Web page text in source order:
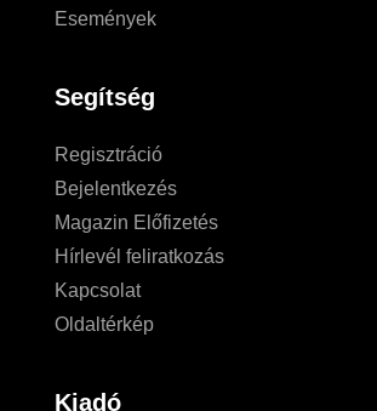
Események
Segítség
Regisztráció
Bejelentkezés
Magazin Előfizetés
Hírlevél feliratkozás
Kapcsolat
Oldaltérkép
Kiadó